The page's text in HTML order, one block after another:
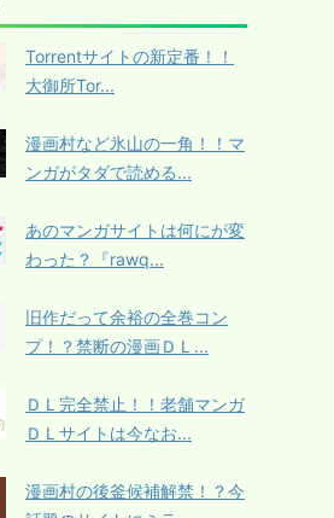
Torrentサイトの新定番！！
大御所Tor...
漫画村など氷山の一角！！マ
ンガがタダで読める...
あのマンガサイトは何にが変
わった？『rawq...
旧作だって余裕の全巻コン
プ！？禁断の漫画ＤＬ...
ＤＬ完全禁止！！老舗マンガ
ＤＬサイトは今なお...
漫画村の後釜候補解禁！？今